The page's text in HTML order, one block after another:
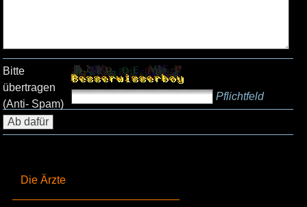
Die Ärzte
Bitte
übertragen
(Anti- Spam)
Pflichtfeld